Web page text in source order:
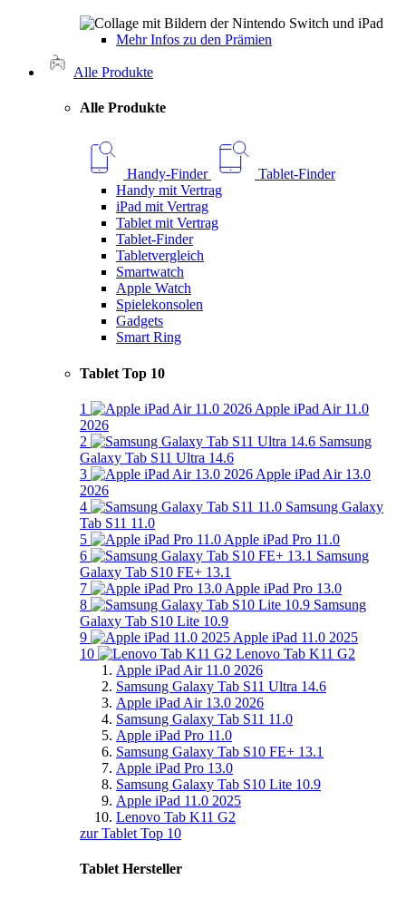
Mehr Infos zu den Prämien
Alle Produkte
Alle Produkte
Handy-Finder
Tablet-Finder
Handy mit Vertrag
iPad mit Vertrag
Tablet mit Vertrag
Tablet-Finder
Tabletvergleich
Smartwatch
Apple Watch
Spielekonsolen
Gadgets
Smart Ring
Tablet Top 10
1
Apple iPad Air 11.0
2026
2
Samsung
Galaxy Tab S11 Ultra 14.6
3
Apple iPad Air 13.0
2026
4
Samsung Galaxy
Tab S11 11.0
5
Apple iPad Pro 11.0
6
Samsung
Galaxy Tab S10 FE+ 13.1
7
Apple iPad Pro 13.0
8
Samsung
Galaxy Tab S10 Lite 10.9
9
Apple iPad 11.0 2025
10
Lenovo Tab K11 G2
Apple iPad Air 11.0 2026
Samsung Galaxy Tab S11 Ultra 14.6
Apple iPad Air 13.0 2026
Samsung Galaxy Tab S11 11.0
Apple iPad Pro 11.0
Samsung Galaxy Tab S10 FE+ 13.1
Apple iPad Pro 13.0
Samsung Galaxy Tab S10 Lite 10.9
Apple iPad 11.0 2025
Lenovo Tab K11 G2
zur Tablet Top 10
Tablet Hersteller